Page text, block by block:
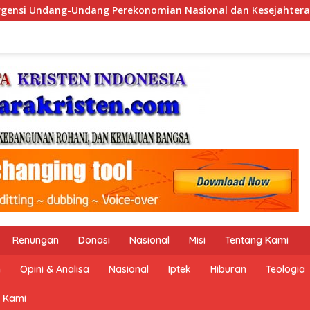
Kesejahteraan Sosial dalam Menata Bangsa Menuju
Renungan Donasi Nasional Misi Tentang Kami
Opini & Analisa Nasional Iptek Hiburan Teologia
Kami